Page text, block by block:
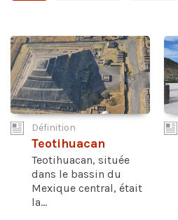
Définition
Teotihuacan
Teotihuacan, située
dans le bassin du
Mexique central, était
la...